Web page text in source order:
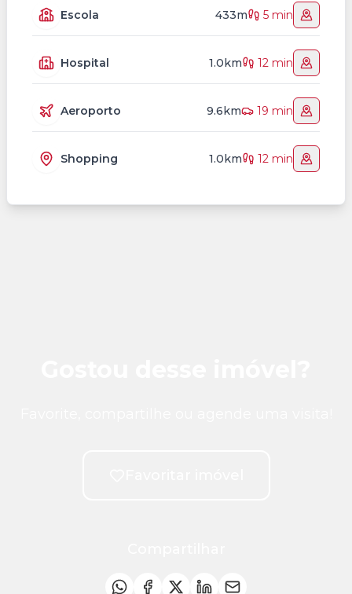
Escola 433m 5 min
Hospital 1.0km 12 min
Aeroporto 9.6km 19 min
Shopping 1.0km 12 min